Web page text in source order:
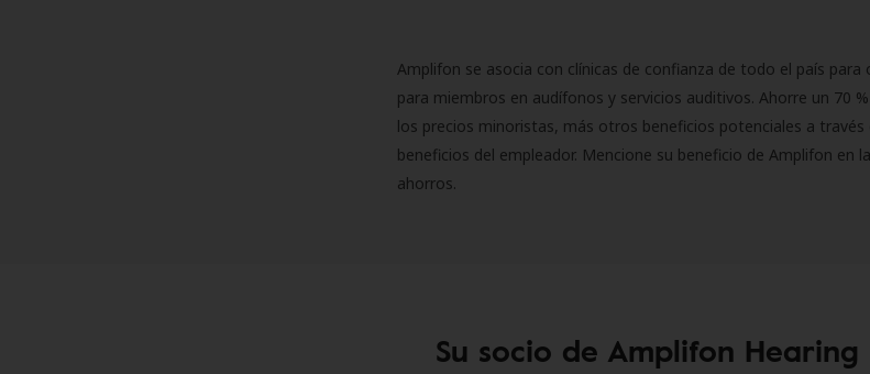
Amplifon se asocia con clínicas de confianza de todo el país para
para miembros en audífonos y servicios auditivos. Ahorre un 70
los precios minoristas, más otros beneficios potenciales a través
beneficios del empleador. Mencione su beneficio de Amplifon en
ahorros.
Su socio de Amplifon